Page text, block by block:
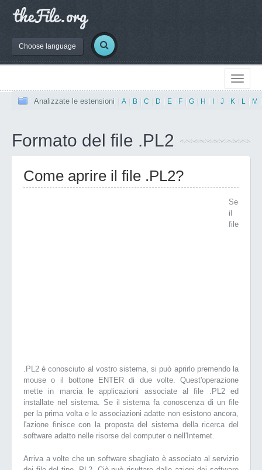
Choose language
Analizzate le estensioni A B C D E F G H J K L M
Formato del file .PL2
Come aprire il file .PL2?
Se
il
file
.PL2 è conosciuto al vostro sistema, si può aprirlo premendo la
mouse o il bottone ENTER di due volte. Quest'operazione
mette in marcia le applicazioni associate al file .PL2 ed
installate nel sistema. Se il sistema fa conoscenza di un file
per la prima volta e le associazioni adatte non esistono ancora,
l'azione finisce con la proposta del sistema della ricerca del
software adatto nelle risorse del computer o nell'Internet.
Arriva a volte che un software sbagliato è associato al servizio